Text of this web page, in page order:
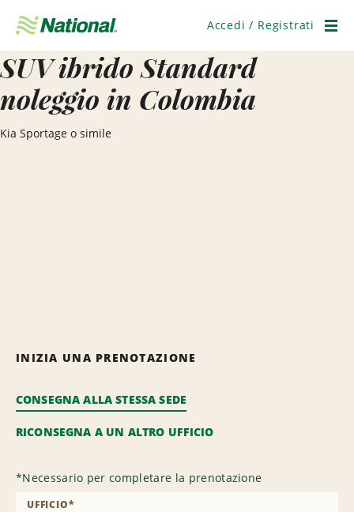
navigazione
Accedi / Registrati
SUV ibrido Standard
noleggio in Colombia
Kia Sportage o simile
INIZIA UNA PRENOTAZIONE
CONSEGNA ALLA STESSA SEDE
RICONSEGNA A UN ALTRO UFFICIO
*Necessario per completare la prenotazione
UFFICIO*